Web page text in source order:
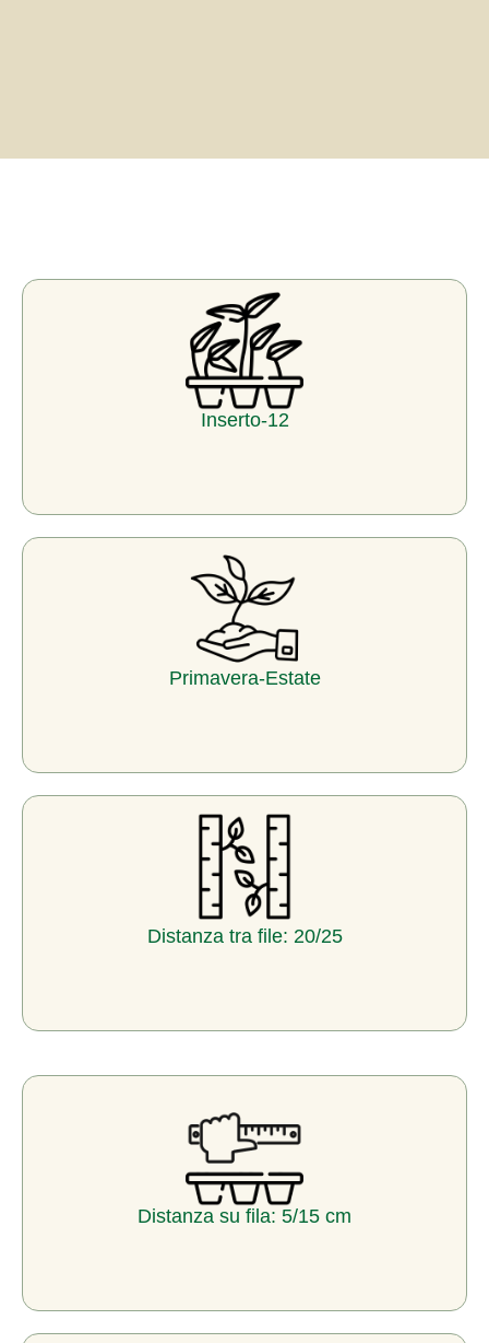
Inserto-12
Primavera-Estate
Distanza tra file: 20/25
Distanza su fila: 5/15 cm